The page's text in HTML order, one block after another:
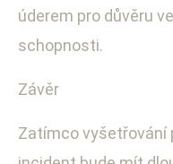
úderem pro důvěru
schopnosti.
Závěr
Zatímco vyšetřování